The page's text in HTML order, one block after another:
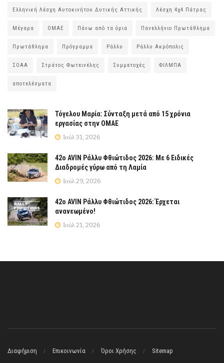
Ελληνική Λέσχη Αυτοκινήτου Δυτικής Αττικής Λέσχη 4χ4 Πάτρας
Μέγαρα ΟΜΑΕ Πάνω από τα όρια Πανελλήνιο Πρωτάθλημα
Πρωτάθλημα Πρόγραμμα Ράλλυ Ράλλυ Ακρόπολις
ΣΟΑΑ Στράτος Φωτεινέλης Συμμετοχές ΦΙΛΜΠΑ
αποτελέσματα
Τόγελου Μαρία: Σύνταξη μετά από 15 χρόνια
εργασίας στην ΟΜΑΕ
Ιούλ 31, 2026
42ο AVIN Ράλλυ Φθιώτιδος 2026: Με 6 Ειδικές
Διαδρομές γύρω από τη Λαμία
Ιούλ 29, 2026
42ο AVIN Ράλλυ Φθιώτιδος 2026: Έρχεται
ανανεωμένο!
Ιούλ 21, 2026
Διαφήμιση Επικοινωνία Όροι Χρήσης Sitemap